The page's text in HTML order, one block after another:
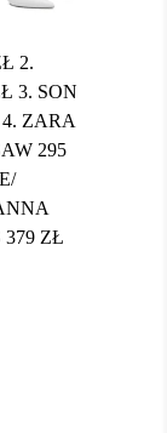
2.
3. SON
ZARA
295
ZŁ